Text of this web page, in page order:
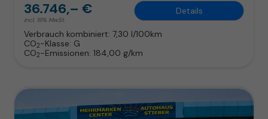
36.746,– €
incl. 19% MwSt.
Details
Verbrauch kombiniert: 7,30 l/100km
CO2-Klasse: G
CO2-Emissionen: 184,00 g/km